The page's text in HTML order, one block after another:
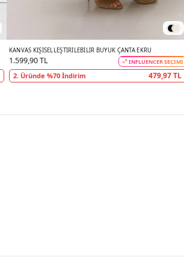
KANVAS KIŞISELLEŞTIRILEBILIR BÜYÜK ÇANTA EKRU
1.599,90 TL INFLUENCER SEÇİMİ
2. Üründe %70 İndirim 479,97 TL